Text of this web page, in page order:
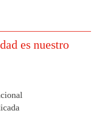
es nuestro